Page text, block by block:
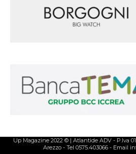
Up Magazine 2022 © | Atlantide ADV - P.Iva
Arezzo - Tel 0575.403066 - Email